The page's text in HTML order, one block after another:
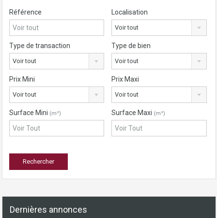
Référence Localisation
Voir tout
Type de transaction
Voir tout
Type de bien
Voir tout
Prix Mini
Voir tout
Prix Maxi
Voir tout
Surface Mini (m²) Surface Maxi (m²)
Dernières annonces